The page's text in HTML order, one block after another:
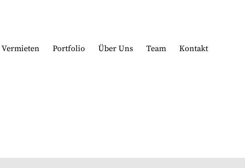
Vermieten Portfolio Über Uns Team Kontakt